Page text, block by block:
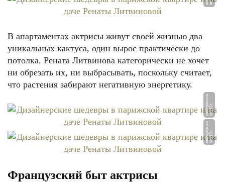
В апартаментах актрисы живут своей жизнью два
уникальных кактуса, один вырос практически до
потолка. Рената Литвинова категорически не хочет
ни обрезать их, ни выбрасывать, поскольку считает,
что растения забирают негативную энергетику.
Ф
О
Т
О:
n
e
d
vij
d
o
m.
r
u
Ф
О
Т
О:
n
e
d
vij
d
o
m.
r
u
Французский быт актрисы